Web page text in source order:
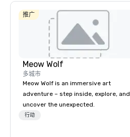
推广
Meow Wolf
多城市
Meow Wolf is an immersive art
adventure – step inside, explore, and
uncover the unexpected.
行动